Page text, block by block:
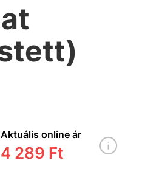
Aktuális online ár
4 289 Ft